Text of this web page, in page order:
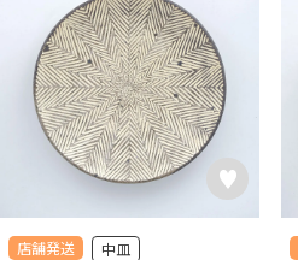
店舗発送 中皿